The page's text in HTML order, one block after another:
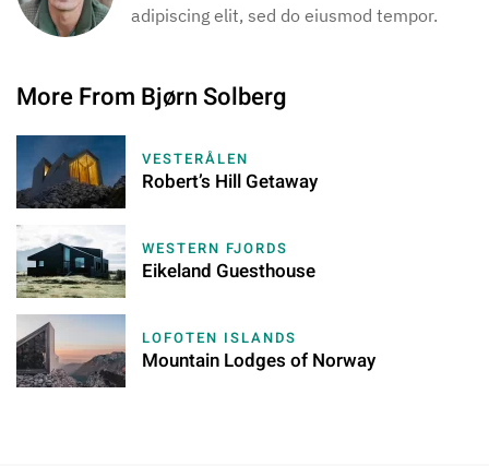
adipiscing elit, sed do eiusmod tempor.
More From Bjørn Solberg
VESTERÅLEN
Robert’s Hill Getaway
WESTERN FJORDS
Eikeland Guesthouse
LOFOTEN ISLANDS
Mountain Lodges of Norway